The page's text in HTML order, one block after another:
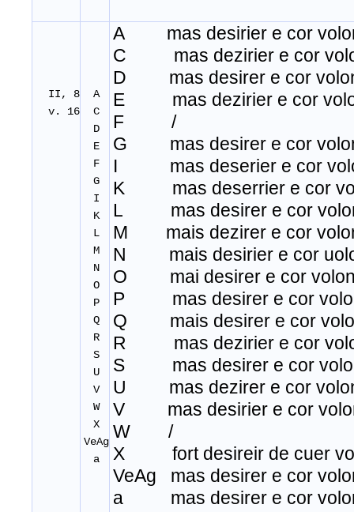
II, 8
v. 16
A
C
D
E
F
G
I
K
L
M
N
O
P
Q
R
S
U
V
W
X
VeAg
a
A mas desirier e cor
C mas dezirier e cor
D mas desirer e cor
E mas dezirier e cor
F /
G mas desirer e cor
I mas deserier e cor
K mas deserrier e cor
L mas desirer e cor
M mais dezirer e cor
N mais desirier e cor
O mai desirer e cor
P mas desirer e cor
Q mais desirer e cor
R mas dezirier e cor
S mas desirer e cor
U mas dezirer e cor
V mas desirier e cor
W /
X fort desireir de cuer
VeAg mas desirer e cor
a mas desirer e cor